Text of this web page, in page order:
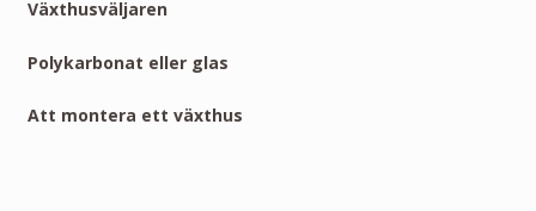
Växthusväljaren
Polykarbonat eller glas
Att montera ett växthus